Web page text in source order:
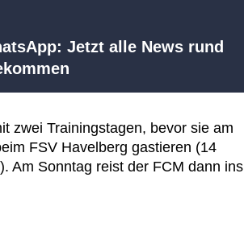
Jetzt alle News rund
zwei Trainingstagen, bevor sie am
FSV Havelberg gastieren (14
). Am Sonntag reist der FCM dann ins